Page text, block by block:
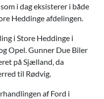
i dag eksisterer i både
Heddinge afdelingen.
i Store Heddinge i
Opel. Gunner Due Biler
på Sjælland, da
til Rødvig.
af Ford i